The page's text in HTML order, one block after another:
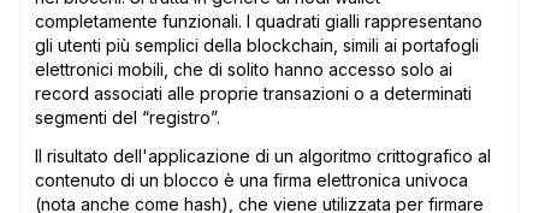
completamente funzionali. I quadrati gialli rappresentano
gli utenti più semplici della blockchain, simili ai portafogli
elettronici mobili, che di solito hanno accesso solo ai
record associati alle proprie transazioni o a determinati
segmenti del “registro”.
Il risultato dell'applicazione di un algoritmo crittografico al
contenuto di un blocco è una firma elettronica univoca
(nota anche come hash), che viene utilizzata per firmare